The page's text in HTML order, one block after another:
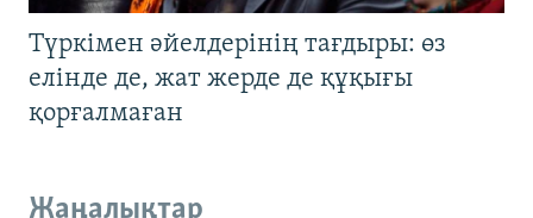
Түркімен әйелдерінің тағдыры: өз
елінде де, жат жерде де құқығы
қорғалмаған
Жаңалықтар